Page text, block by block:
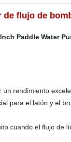
flujo de
rendimiento
para el latón y el
cuando el flujo de